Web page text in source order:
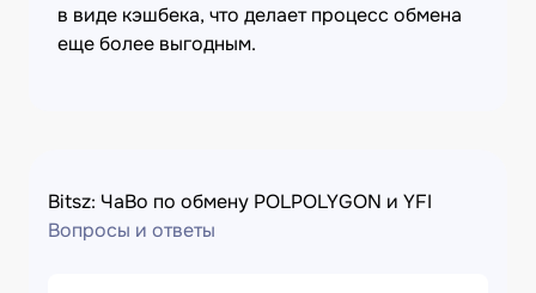
в виде кэшбека, что делает процесс обмена
еще более выгодным.
Bitsz: ЧаВо по обмену POLPOLYGON и YFI
Вопросы и ответы